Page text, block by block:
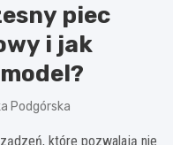
piec
i jak
Podgórska
które pozwalają nie